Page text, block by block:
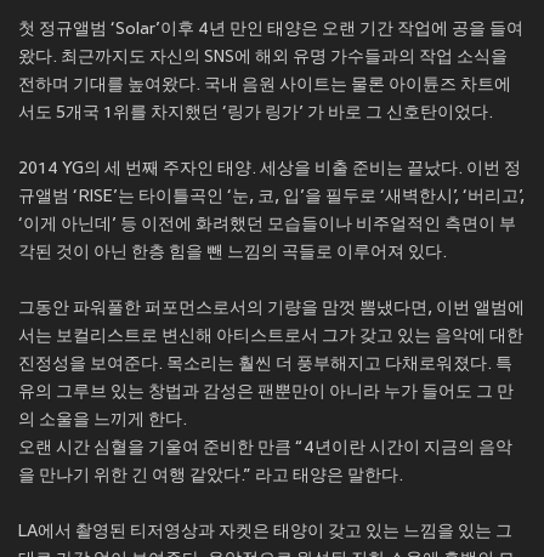
첫 정규앨범 ‘Solar’이후 4년 만인 태양은 오랜 기간 작업에 공을 들여
왔다. 최근까지도 자신의 SNS에 해외 유명 가수들과의 작업 소식을
전하며 기대를 높여왔다. 국내 음원 사이트는 물론 아이튠즈 차트에
서도 5개국 1위를 차지했던 ‘링가 링가’ 가 바로 그 신호탄이었다.
2014 YG의 세 번째 주자인 태양. 세상을 비출 준비는 끝났다. 이번 정
규앨범 ‘RISE’는 타이틀곡인 ‘눈, 코, 입’을 필두로 ‘새벽한시’, ‘버리고’,
‘이게 아닌데’ 등 이전에 화려했던 모습들이나 비주얼적인 측면이 부
각된 것이 아닌 한층 힘을 뺀 느낌의 곡들로 이루어져 있다.
그동안 파워풀한 퍼포먼스로서의 기량을 맘껏 뽐냈다면, 이번 앨범에
서는 보컬리스트로 변신해 아티스트로서 그가 갖고 있는 음악에 대한
진정성을 보여준다. 목소리는 훨씬 더 풍부해지고 다채로워졌다. 특
유의 그루브 있는 창법과 감성은 팬뿐만이 아니라 누가 들어도 그 만
의 소울을 느끼게 한다.
오랜 시간 심혈을 기울여 준비한 만큼 “4년이란 시간이 지금의 음악
을 만나기 위한 긴 여행 같았다.” 라고 태양은 말한다.
LA에서 촬영된 티저영상과 자켓은 태양이 갖고 있는 느낌을 있는 그